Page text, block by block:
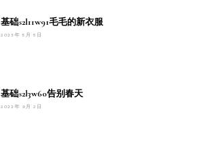
基础s2l11w91毛毛的新衣服
2023年 5月 5日
基础s2l3w60告别春天
2022年 9月 2日